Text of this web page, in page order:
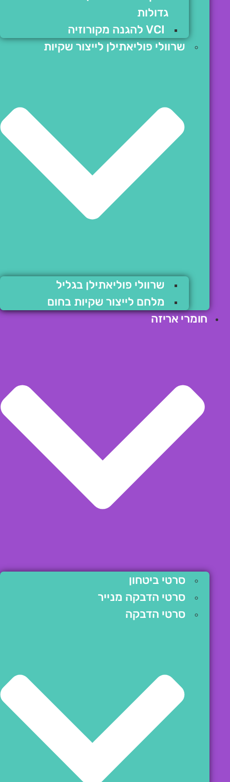
גדולות
VCI להגנה מקורוזיה
שרוולי פוליאתילן לייצור שקיות
שרוולי פוליאתילן בגליל
מלחם לייצור שקיות בחום
חומרי אריזה
סרטי ביטחון
סרטי הדבקה מנייר
סרטי הדבקה